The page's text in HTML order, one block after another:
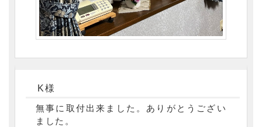
K様
無事に取付出来ました。ありがとうござい
ました。